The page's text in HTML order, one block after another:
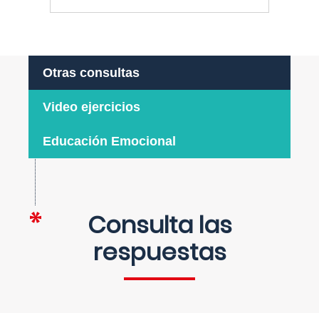
Otras consultas
Video ejercicios
Educación Emocional
Consulta las
respuestas